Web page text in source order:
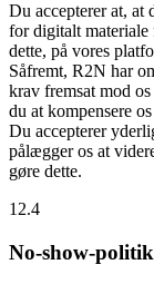
Du accepterer at, at
for digitalt
dette, på vores
Såfremt, R2N har
krav fremsat mod
du at kompensere
Du accepterer
pålægger os at
gøre dette.
12.4
No-show-